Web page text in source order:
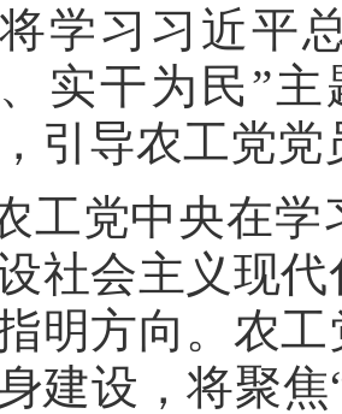
学习习近平
实干为民”
引导农工党
工党中央在学
社会主义现
明方向。农
建设，将聚